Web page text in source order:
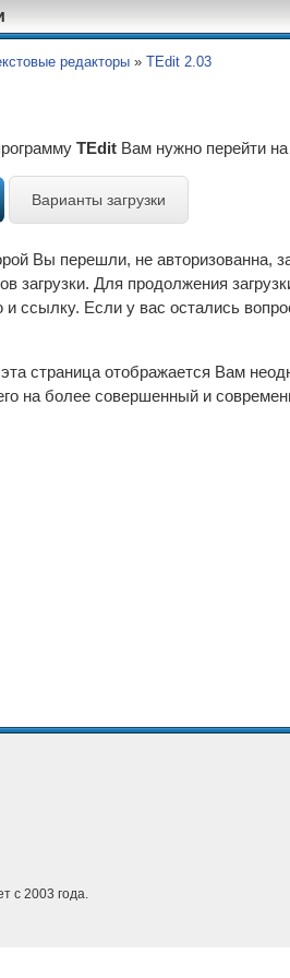
редакторы » TEdit 2.03
TEdit Вам нужно перейти
Варианты загрузки
Вы перешли, не авторизованна,
загрузки. Для продолжения
ссылку. Если у вас остались
страница отображается Вам
на более совершенный и
с 2003 года.